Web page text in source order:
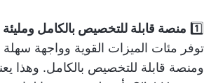
1️⃣ منصة قابلة للتخصيص بالكامل ومليئة
توفر مئات الميزات القوية وواجهة سهلة
ومنصة قابلة للتخصيص بالكامل. وهذا